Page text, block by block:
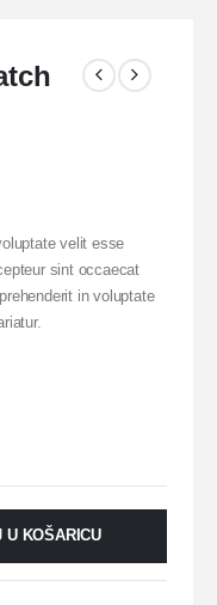
velit esse
sint occaecat
in voluptate
U KOŠARICU